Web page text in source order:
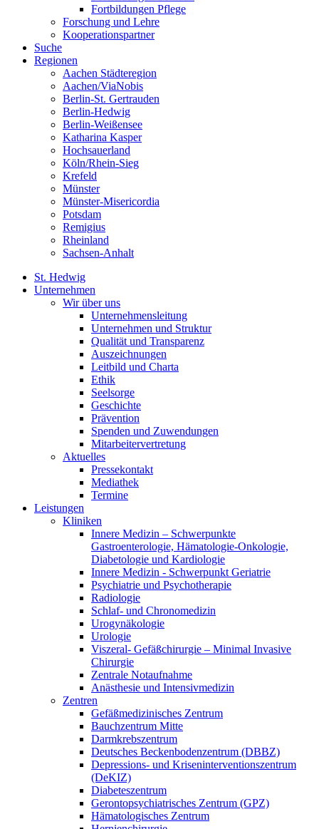
Fortbildungen Pflege
Forschung und Lehre
Kooperationspartner
Suche
Regionen
Aachen Städteregion
Aachen/ViaNobis
Berlin-St. Gertrauden
Berlin-Hedwig
Berlin-Weißensee
Katharina Kasper
Hochsauerland
Köln/Rhein-Sieg
Krefeld
Münster
Münster-Misericordia
Potsdam
Remigius
Rheinland
Sachsen-Anhalt
St. Hedwig
Unternehmen
Wir über uns
Unternehmensleitung
Unternehmen und Struktur
Qualität und Transparenz
Auszeichnungen
Leitbild und Charta
Ethik
Seelsorge
Geschichte
Prävention
Spenden und Zuwendungen
Mitarbeitervertretung
Aktuelles
Pressekontakt
Mediathek
Termine
Leistungen
Kliniken
Innere Medizin – Schwerpunkte
Gastroenterologie, Hämatologie-Onkologie,
Diabetologie und Kardiologie
Innere Medizin - Schwerpunkt Geriatrie
Psychiatrie und Psychotherapie
Radiologie
Schlaf- und Chronomedizin
Urogynäkologie
Urologie
Viszeral- Gefäßchirurgie – Minimal Invasive
Chirurgie
Zentrale Notaufnahme
Anästhesie und Intensivmedizin
Zentren
Gefäßmedizinisches Zentrum
Bauchzentrum Mitte
Darmkrebszentrum
Deutsches Beckenbodenzentrum (DBBZ)
Depressions- und Kriseninterventionszentrum
(DeKIZ)
Diabeteszentrum
Gerontopsychiatrisches Zentrum (GPZ)
Hämatologisches Zentrum